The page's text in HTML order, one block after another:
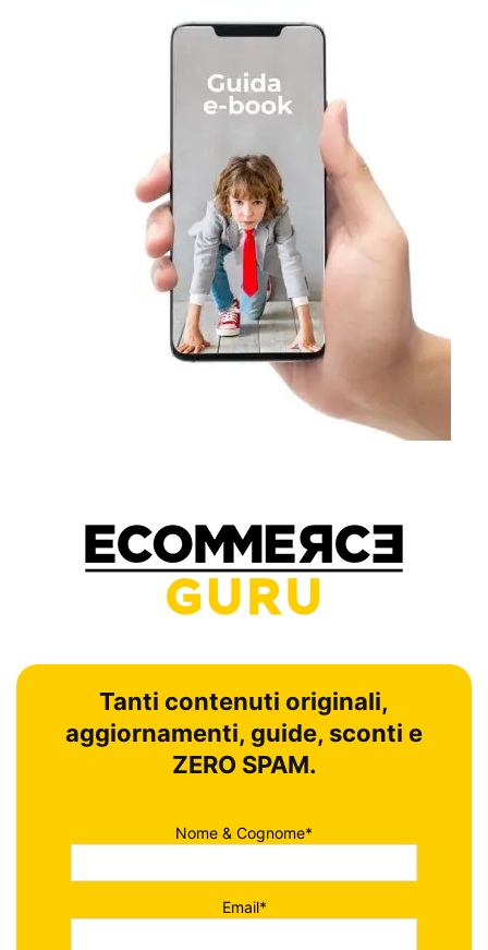
Tanti contenuti originali,
aggiornamenti, guide, sconti e
ZERO SPAM.
Nome & Cognome*
Email*